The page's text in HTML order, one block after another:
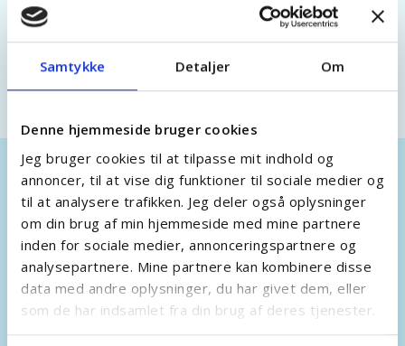
Samtykke Detaljer Om
Denne hjemmeside bruger cookies
Jeg bruger cookies til at tilpasse mit indhold og
annoncer, til at vise dig funktioner til sociale medier og
til at analysere trafikken. Jeg deler også oplysninger
om din brug af min hjemmeside med mine partnere
inden for sociale medier, annonceringspartnere og
analysepartnere. Mine partnere kan kombinere disse
data med andre oplysninger, du har givet dem, eller
som de har indsamlet fra din brug af deres tjenester.
Er du klar til at få ro på
din markedsføring?